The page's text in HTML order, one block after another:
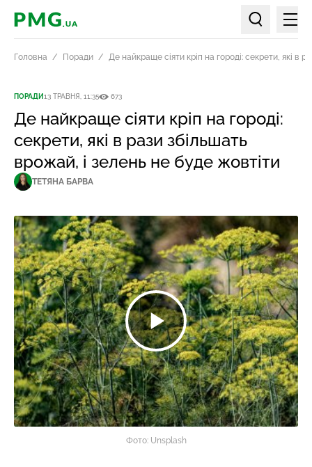
PMG.ua
Пошук по
Головна Поради Де найкраще сіяти кріп на городі: секрети, які в
ПОРАДИ13 ТРАВНЯ, 11:35 673
Де найкраще сіяти кріп на городі:
секрети, які в рази збільшать
врожай, і зелень не буде жовтіти
ТЕТЯНА БАРВА
Фото: Unsplash